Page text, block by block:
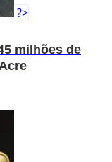
?>
milhões de